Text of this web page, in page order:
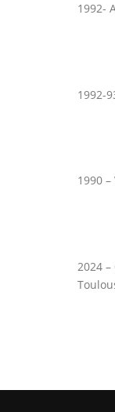
1992-
1992-
1990
2024